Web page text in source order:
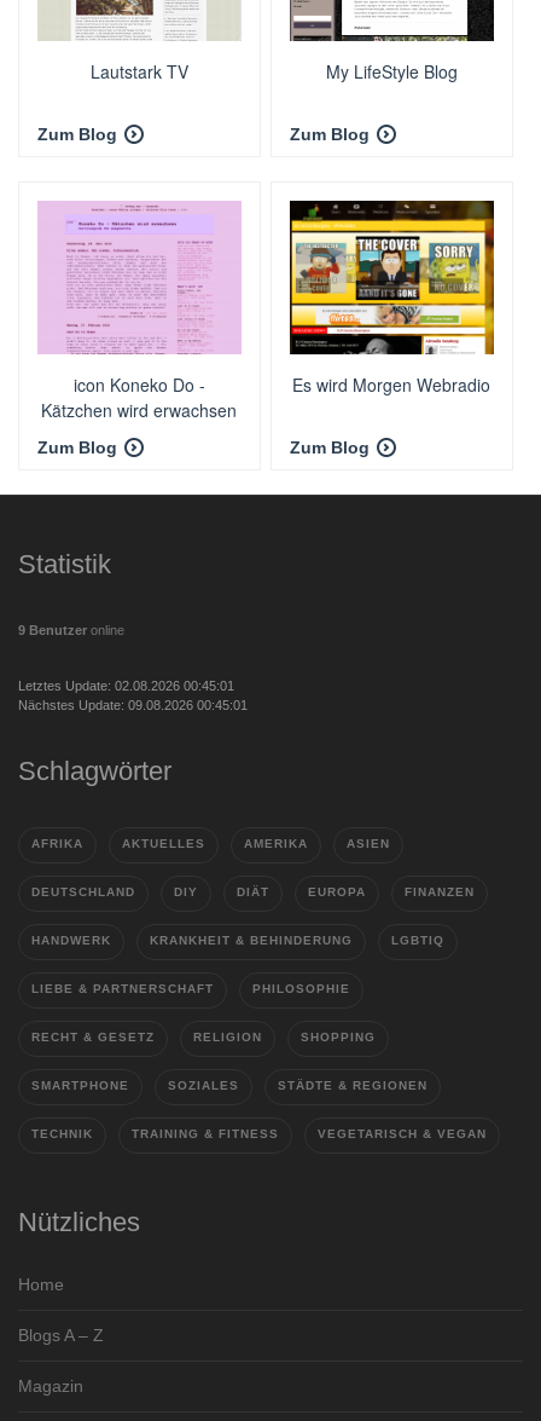
Lautstark TV
Zum Blog
My LifeStyle Blog
Zum Blog
icon Koneko Do -
Kätzchen wird erwachsen
Zum Blog
Es wird Morgen Webradio
Zum Blog
Statistik
9 Benutzer online
Letztes Update: 02.08.2026 00:45:01
Nächstes Update: 09.08.2026 00:45:01
Schlagwörter
AFRIKA AKTUELLES AMERIKA ASIEN
DEUTSCHLAND DIY DIÄT EUROPA FINANZEN
HANDWERK KRANKHEIT & BEHINDERUNG LGBTIQ
LIEBE & PARTNERSCHAFT PHILOSOPHIE
RECHT & GESETZ RELIGION SHOPPING
SMARTPHONE SOZIALES STÄDTE & REGIONEN
TECHNIK TRAINING & FITNESS VEGETARISCH & VEGAN
Nützliches
Home
Blogs A – Z
Magazin